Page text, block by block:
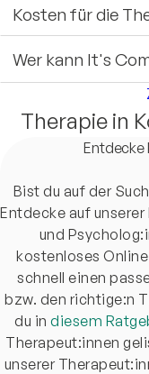
Kosten für die
Wer kann It's
Therapie in
Entdecke
Bist du auf der
Entdecke auf
und
kostenloses
schnell einen
bzw. den richtige:n
du in diesem
Therapeut:innen
unserer